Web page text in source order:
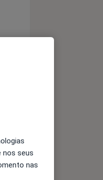
10 Ago
nos seus
nas